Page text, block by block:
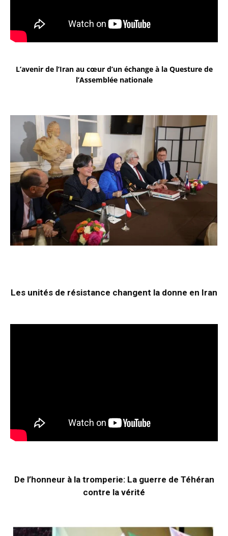
L’avenir de l’Iran au cœur d’un échange à la Questure de
l’Assemblée nationale
Les unités de résistance changent la donne en Iran
De l’honneur à la tromperie: La guerre de Téhéran
contre la vérité